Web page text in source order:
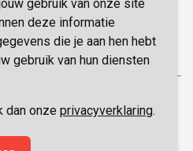
gebruik van onze site
deze informatie
die je aan hen hebt
gebruik van hun diensten
dan onze privacyverklaring.